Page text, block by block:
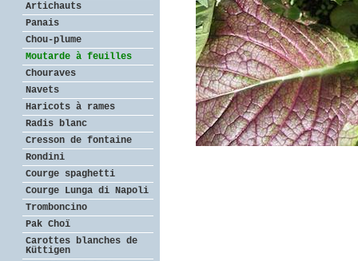
Artichauts
Panais
Chou-plume
Moutarde à feuilles
Chouraves
Navets
Haricots à rames
Radis blanc
Cresson de fontaine
Rondini
Courge spaghetti
Courge Lunga di Napoli
Tromboncino
Pak Choï
Carottes blanches de
Küttigen